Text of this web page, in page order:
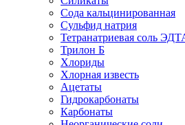
Сода кальцинированная
Сульфид натрия
Тетранатриевая соль
Трилон Б
Хлориды
Хлорная известь
Ацетаты
Гидрокарбонаты
Карбонаты